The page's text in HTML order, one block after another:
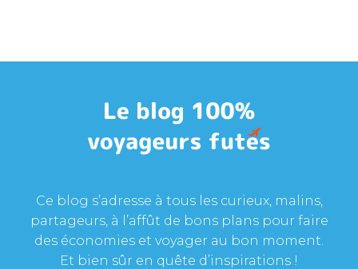
Ce blog s’adresse à tous les curieux, malins,
partageurs, à l’affût de bons plans pour faire
des économies et voyager au bon moment.
Et bien sûr en quête d’inspirations !